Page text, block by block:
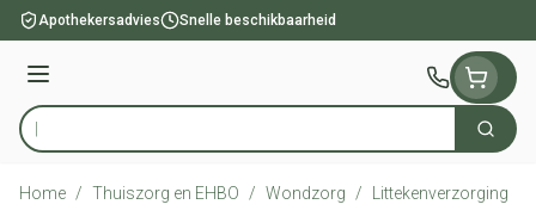
Ga naar de inhoud
Apothekersadvies Snelle beschikbaarheid
Menu
Product, merk, categorie... Zoek
Home / Thuiszorg en EHBO / Wondzorg / Littekenverzorging